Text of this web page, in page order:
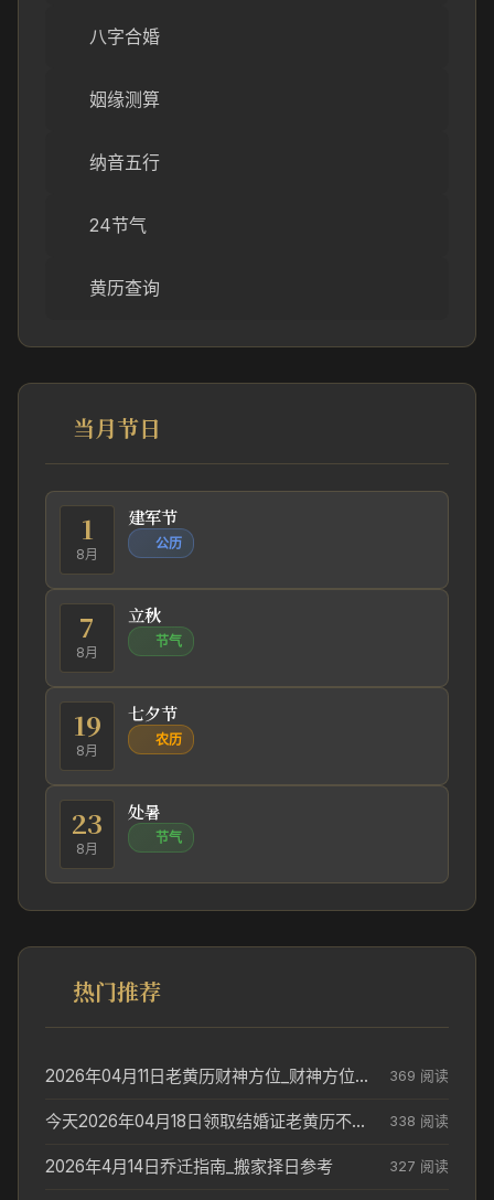
八字合婚
姻缘测算
纳音五行
24节气
黄历查询
当月节日
1
8月
建军节
公历
7
8月
立秋
节气
19
8月
七夕节
农历
23
8月
处暑
节气
热门推荐
2026年04月11日老黄历财神方位_财神方位与供奉讲究 369 阅读
今天2026年04月18日领取结婚证老黄历不适合吗_领证日期参考 338 阅读
2026年4月14日乔迁指南_搬家择日参考 327 阅读